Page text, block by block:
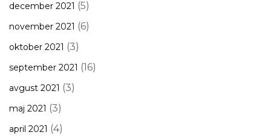
december 2021 (5)
november 2021 (6)
oktober 2021 (3)
september 2021 (16)
avgust 2021 (3)
maj 2021 (3)
april 2021 (4)